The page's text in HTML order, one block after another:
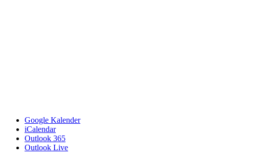
Google Kalender
iCalendar
Outlook 365
Outlook Live